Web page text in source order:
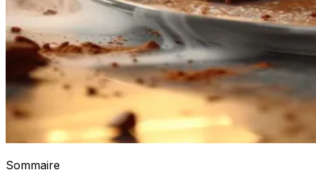
Sommaire